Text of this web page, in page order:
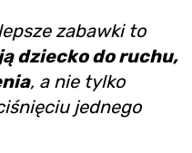
zabawki to
dziecko do ruchu,
, a nie tylko
jednego